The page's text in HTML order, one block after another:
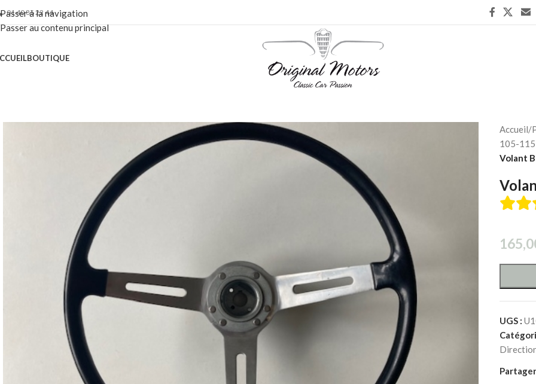
Passer à la navigation
Passer au contenu principal
01 40 86 22 44
BOUTIQUE
Accueil/
105-
Volant
UGS :